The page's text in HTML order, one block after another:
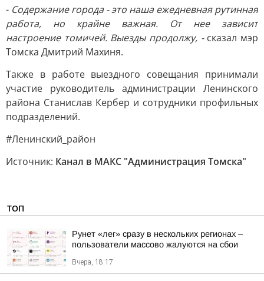
- Содержание города - это наша ежедневная рутинная
работа, но крайне важная. От нее зависит
настроение томичей. Выезды продолжу, - сказал мэр
Томска Дмитрий Махиня.
Также в работе выездного совещания принимали
участие руководитель администрации Ленинского
района Станислав Кербер и сотрудники профильных
подразделений.
#Ленинский_район
Источник: Канал в МАКС "Администрация Томска"
ТОП
Рунет «лег» сразу в нескольких регионах –
пользователи массово жалуются на сбои
Вчера, 18:17